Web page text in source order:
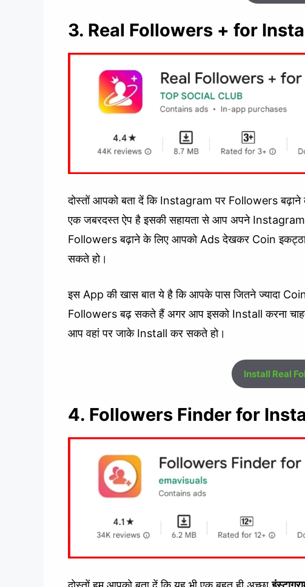
3. Real Followers + for
दोस्तों आपको बता दें कि Instagram पर Followers
एक जबरदस्त ऐप है इसकी सहायता से आप अपने
Followers बढ़ाने के लिए आपको Ads देखकर Coin
सकते हो।
इस App की खास बात ये है कि आपके पास जितने ज्यादा
Followers बढ़ सकते हैं अगर आप इसको Install करना
आप वहां पर जाके Install कर सकते हो।
Install Real
4. Followers Finder for